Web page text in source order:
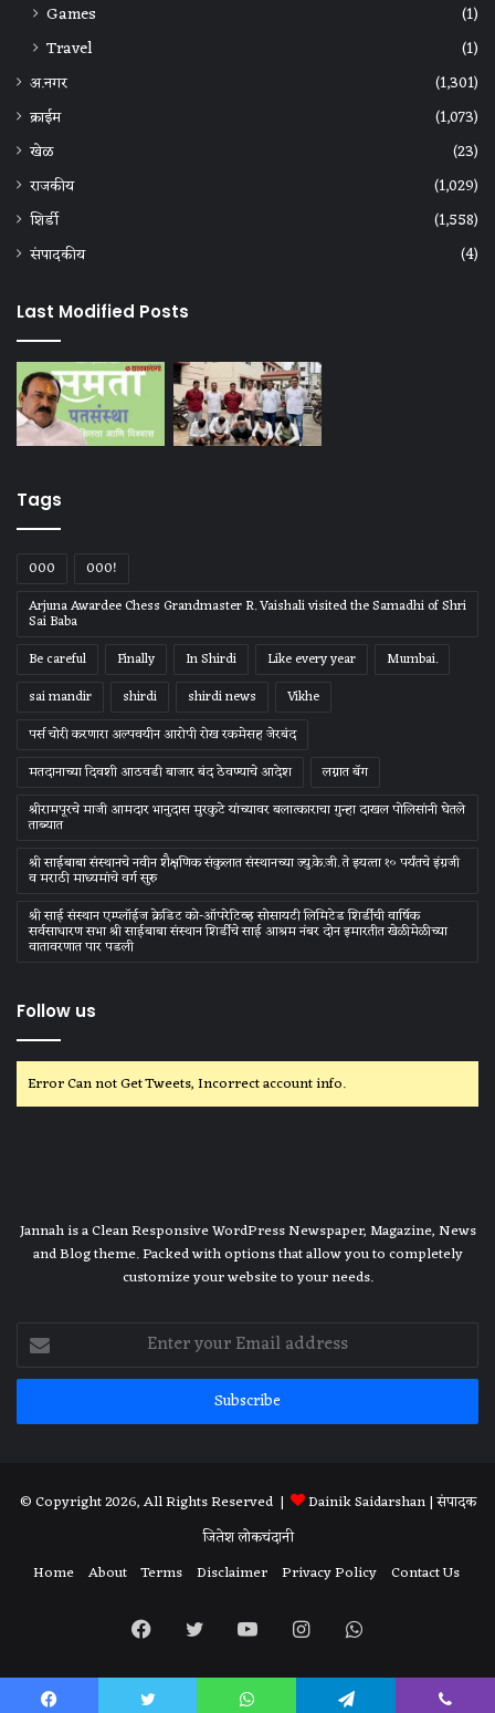
Games
(1)
Travel
(1)
अ.नगर
(1,301)
क्राईम
(1,073)
खेळ
(23)
राजकीय
(1,029)
शिर्डी
(1,558)
संपादकीय
(4)
Last Modified Posts
Tags
000
000!
Arjuna Awardee Chess Grandmaster R. Vaishali visited the Samadhi of Shri
Sai Baba
Be careful
Finally In Shirdi Like every year
Mumbai.
sai mandir
shirdi shirdi news
Vikhe
पर्स चोरी करणारा अल्पवयीन आरोपी रोख रकमेसह जेरबंद
मतदानाच्या दिवशी आठवडी बाजार बंद ठेवण्याचे आदेश
लग्नात बॅग
श्रीरामपूरचे माजी आमदार भानुदास मुरकुटे यांच्यावर बलात्काराचा गुन्हा दाखल पोलिसांनी घेतले
ताब्यात
श्री साईबाबा संस्‍थानचे नवीन शैक्षणिक संकुलात संस्‍थानच्‍या ज्‍यु.के.जी. ते इयत्‍ता १० पर्यंतचे इंग्रजी
व मराठी माध्‍यमांचे वर्ग सुरु
श्री साई संस्थान एम्प्लॉईज क्रेडिट को-ऑपरेटिव्ह सोसायटी लिमिटेड शिर्डीची वार्षिक
सर्वसाधारण सभा श्री साईबाबा संस्थान शिर्डीचे साई आश्रम नंबर दोन इमारतीत खेळीमेळीच्या
वातावरणात पार पडली
Follow us
Error Can not Get Tweets, Incorrect account info.
Jannah is a Clean Responsive WordPress Newspaper, Magazine, News
and Blog theme. Packed with options that allow you to completely
customize your website to your needs.
Enter
your
Email
© Copyright 2026, All Rights Reserved | Dainik Saidarshan| संपादक
जितेश लोकचंदानी
Home About Terms Disclaimer Privacy Policy Contact Us
FacebookTwitterYouTubeInstagramWhatsApp